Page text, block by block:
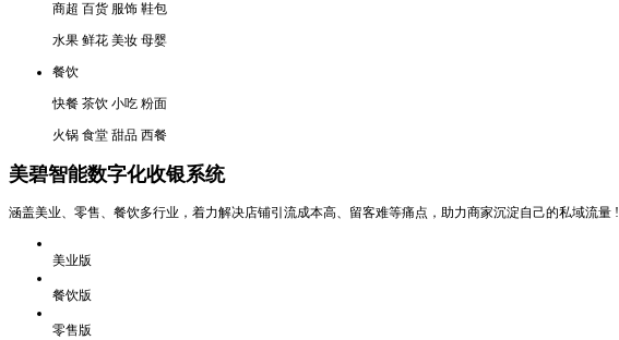
商超 百货 服饰 鞋包
水果 鲜花 美妆 母婴
餐饮
快餐 茶饮 小吃 粉面
火锅 食堂 甜品 西餐
美碧智能数字化收银系统
涵盖美业、零售、餐饮多行业，着力解决店铺引流成本高、留客难等痛点，助力商家沉淀自己的私域流量 !
美业版
餐饮版
零售版